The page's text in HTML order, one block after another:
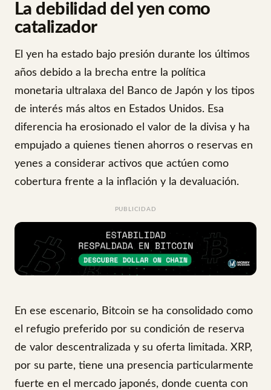
La debilidad del yen como
catalizador
El yen ha estado bajo presión durante los últimos
años debido a la brecha entre la política
monetaria ultralaxa del Banco de Japón y los tipos
de interés más altos en Estados Unidos. Esa
diferencia ha erosionado el valor de la divisa y ha
empujado a quienes tienen ahorros o reservas en
yenes a considerar activos que actúen como
cobertura frente a la inflación y la devaluación.
PUBLICIDAD
En ese escenario, Bitcoin se ha consolidado como
el refugio preferido por su condición de reserva
de valor descentralizada y su oferta limitada. XRP,
por su parte, tiene una presencia particularmente
fuerte en el mercado japonés, donde cuenta con